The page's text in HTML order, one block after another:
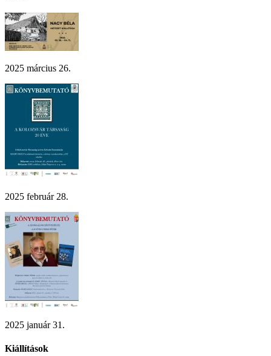
2025 március 26.
2025 február 28.
2025 január 31.
Kiállítások